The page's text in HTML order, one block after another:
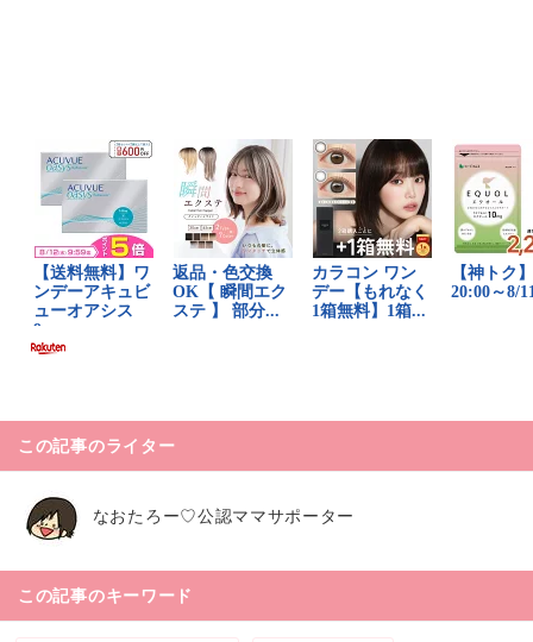
この記事のライター
なおたろー♡公認ママサポーター
この記事のキーワード